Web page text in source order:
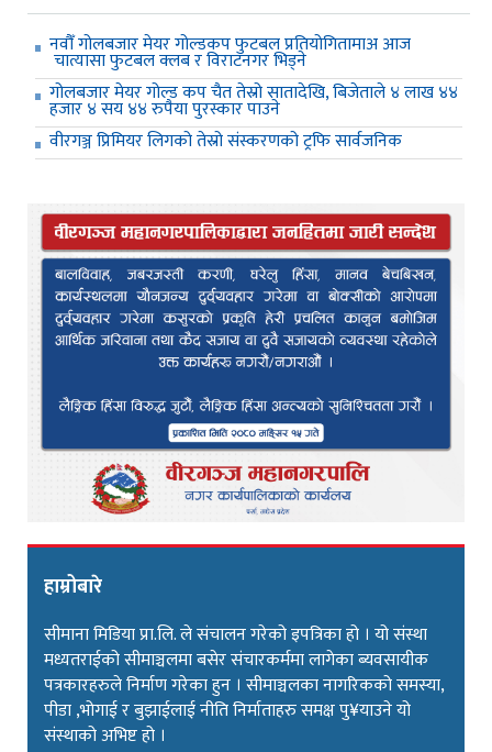
नवौँ गोलबजार मेयर गोल्डकप फुटबल प्रतियोगितामाअ आज
चात्यासा फुटबल क्लब र विराटनगर भिड्ने
गोलबजार मेयर गोल्ड कप चैत तेस्रो सातादेखि, बिजेताले ४ लाख ४४
हजार ४ सय ४४ रुपैया पुरस्कार पाउने
वीरगञ्ज प्रिमियर लिगको तेस्रो संस्करणको ट्रफि सार्वजनिक
हाम्रोबारे
सीमाना मिडिया प्रा.लि. ले संचालन गरेको इपत्रिका हो । यो संस्था
मध्यतराईको सीमाञ्चलमा बसेर संचारकर्ममा लागेका ब्यवसायीक
पत्रकारहरुले निर्माण गरेका हुन । सीमाञ्चलका नागरिकको समस्या,
पीडा ,भोगाई र बुझाईलाई नीति निर्माताहरु समक्ष पु¥याउने यो
संस्थाको अभिष्ट हो ।